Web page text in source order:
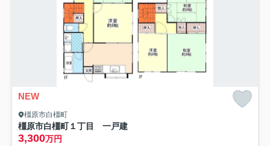
NEW
橿原市白橿町
橿原市白橿町１丁目 一戸建
3,300万円